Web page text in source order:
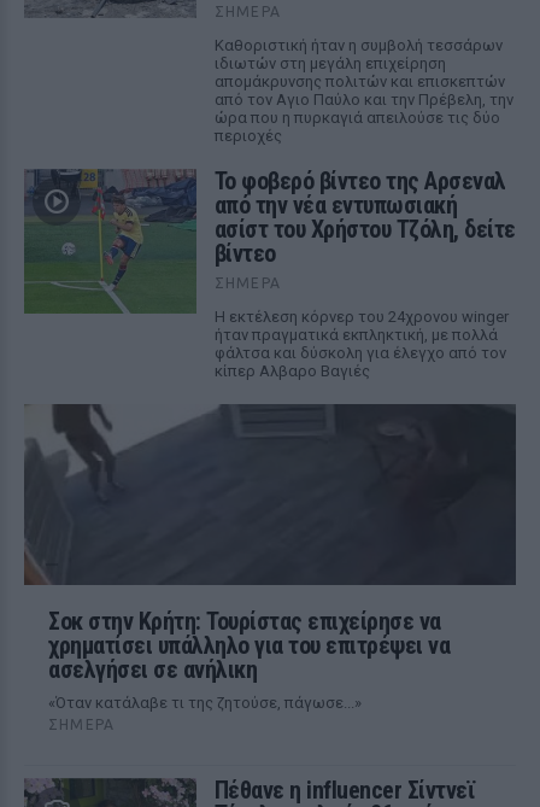
ΣΉΜΕΡΑ
Καθοριστική ήταν η συμβολή τεσσάρων
ιδιωτών στη μεγάλη επιχείρηση
απομάκρυνσης πολιτών και επισκεπτών
από τον Αγιο Παύλο και την Πρέβελη, την
ώρα που η πυρκαγιά απειλούσε τις δύο
περιοχές
Το φοβερό βίντεο της Αρσεναλ
από την νέα εντυπωσιακή
ασίστ του Χρήστου Τζόλη, δείτε
βίντεο
ΣΉΜΕΡΑ
Η εκτέλεση κόρνερ του 24χρονου winger
ήταν πραγματικά εκπληκτική, με πολλά
φάλτσα και δύσκολη για έλεγχο από τον
κίπερ Αλβαρο Βαγιές
Σοκ στην Κρήτη: Τουρίστας επιχείρησε να
χρηματίσει υπάλληλο για του επιτρέψει να
ασελγήσει σε ανήλικη
«Όταν κατάλαβε τι της ζητούσε, πάγωσε...»
ΣΉΜΕΡΑ
Πέθανε η influencer Σίντνεϊ